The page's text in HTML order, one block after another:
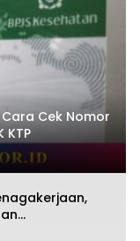
Cara Cek Nomor
KTP